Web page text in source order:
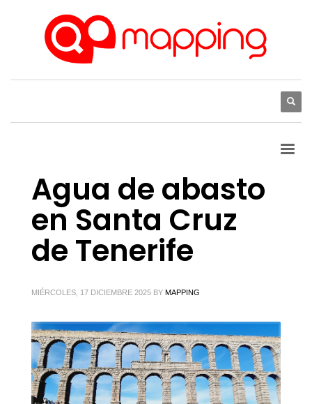
Agua de abasto
en Santa Cruz
de Tenerife
MIÉRCOLES, 17 DICIEMBRE 2025 BY MAPPING